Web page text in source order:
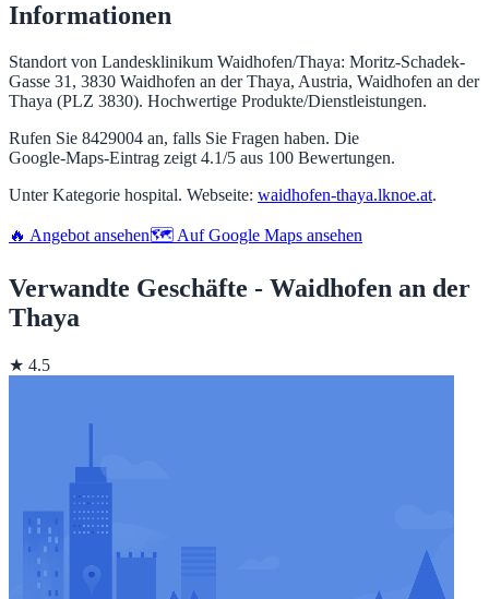
Informationen
Standort von Landesklinikum Waidhofen/Thaya: Moritz-Schadek-
Gasse 31, 3830 Waidhofen an der Thaya, Austria, Waidhofen an der
Thaya (PLZ 3830). Hochwertige Produkte/Dienstleistungen.
Rufen Sie 8429004 an, falls Sie Fragen haben. Die
Google‑Maps‑Eintrag zeigt 4.1/5 aus 100 Bewertungen.
Unter Kategorie hospital. Webseite: waidhofen-thaya.lknoe.at.
🔥 Angebot ansehen🗺️ Auf Google Maps ansehen
Verwandte Geschäfte - Waidhofen an der
Thaya
★ 4.5